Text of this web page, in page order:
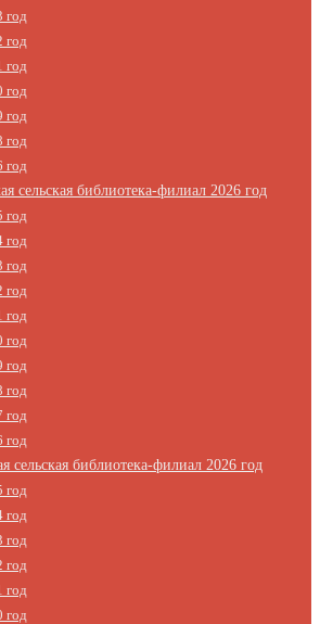
год
год
год
год
год
год
год
сельская библиотека-филиал 2026 год
год
год
год
год
год
год
год
год
год
год
сельская библиотека-филиал 2026 год
год
год
год
год
год
год